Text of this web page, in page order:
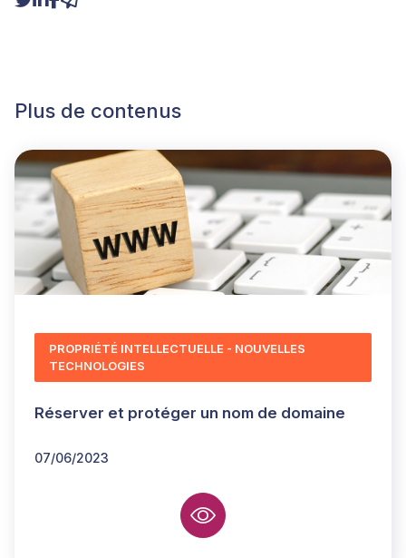
Plus de contenus
Réserver et protéger un nom de domaine
07/06/2023
PROPRIÉTÉ INTELLECTUELLE - NOUVELLES
TECHNOLOGIES